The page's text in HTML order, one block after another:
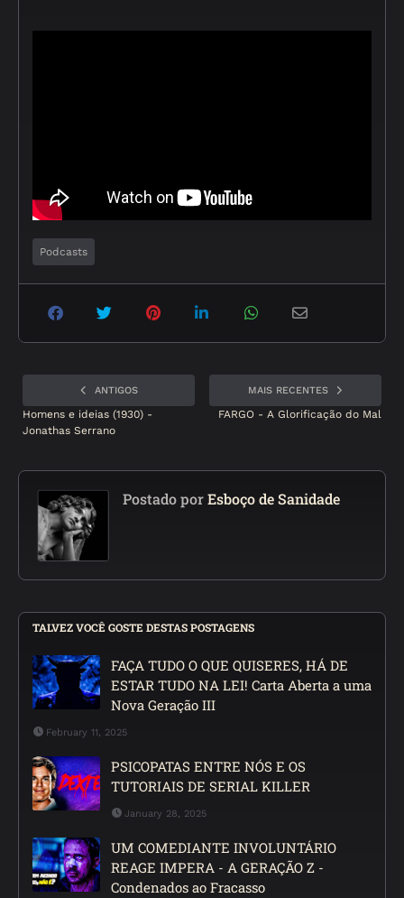
Podcasts
MAIS RECENTES
FARGO - A Glorificação do Mal
ANTIGOS
Homens e ideias (1930) -
Jonathas Serrano
Postado porEsboço de Sanidade
TALVEZ VOCÊ GOSTE DESTAS POSTAGENS
FAÇA TUDO O QUE QUISERES, HÁ DE
ESTAR TUDO NA LEI! Carta Aberta a uma
Nova Geração III
February 11, 2025
PSICOPATAS ENTRE NÓS E OS
TUTORIAIS DE SERIAL KILLER
January 28, 2025
UM COMEDIANTE INVOLUNTÁRIO
REAGE IMPERA - A GERAÇÃO Z -
Condenados ao Fracasso